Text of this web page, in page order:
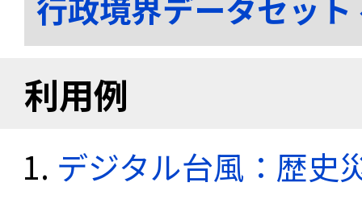
利用例
デジタル台風：歴史